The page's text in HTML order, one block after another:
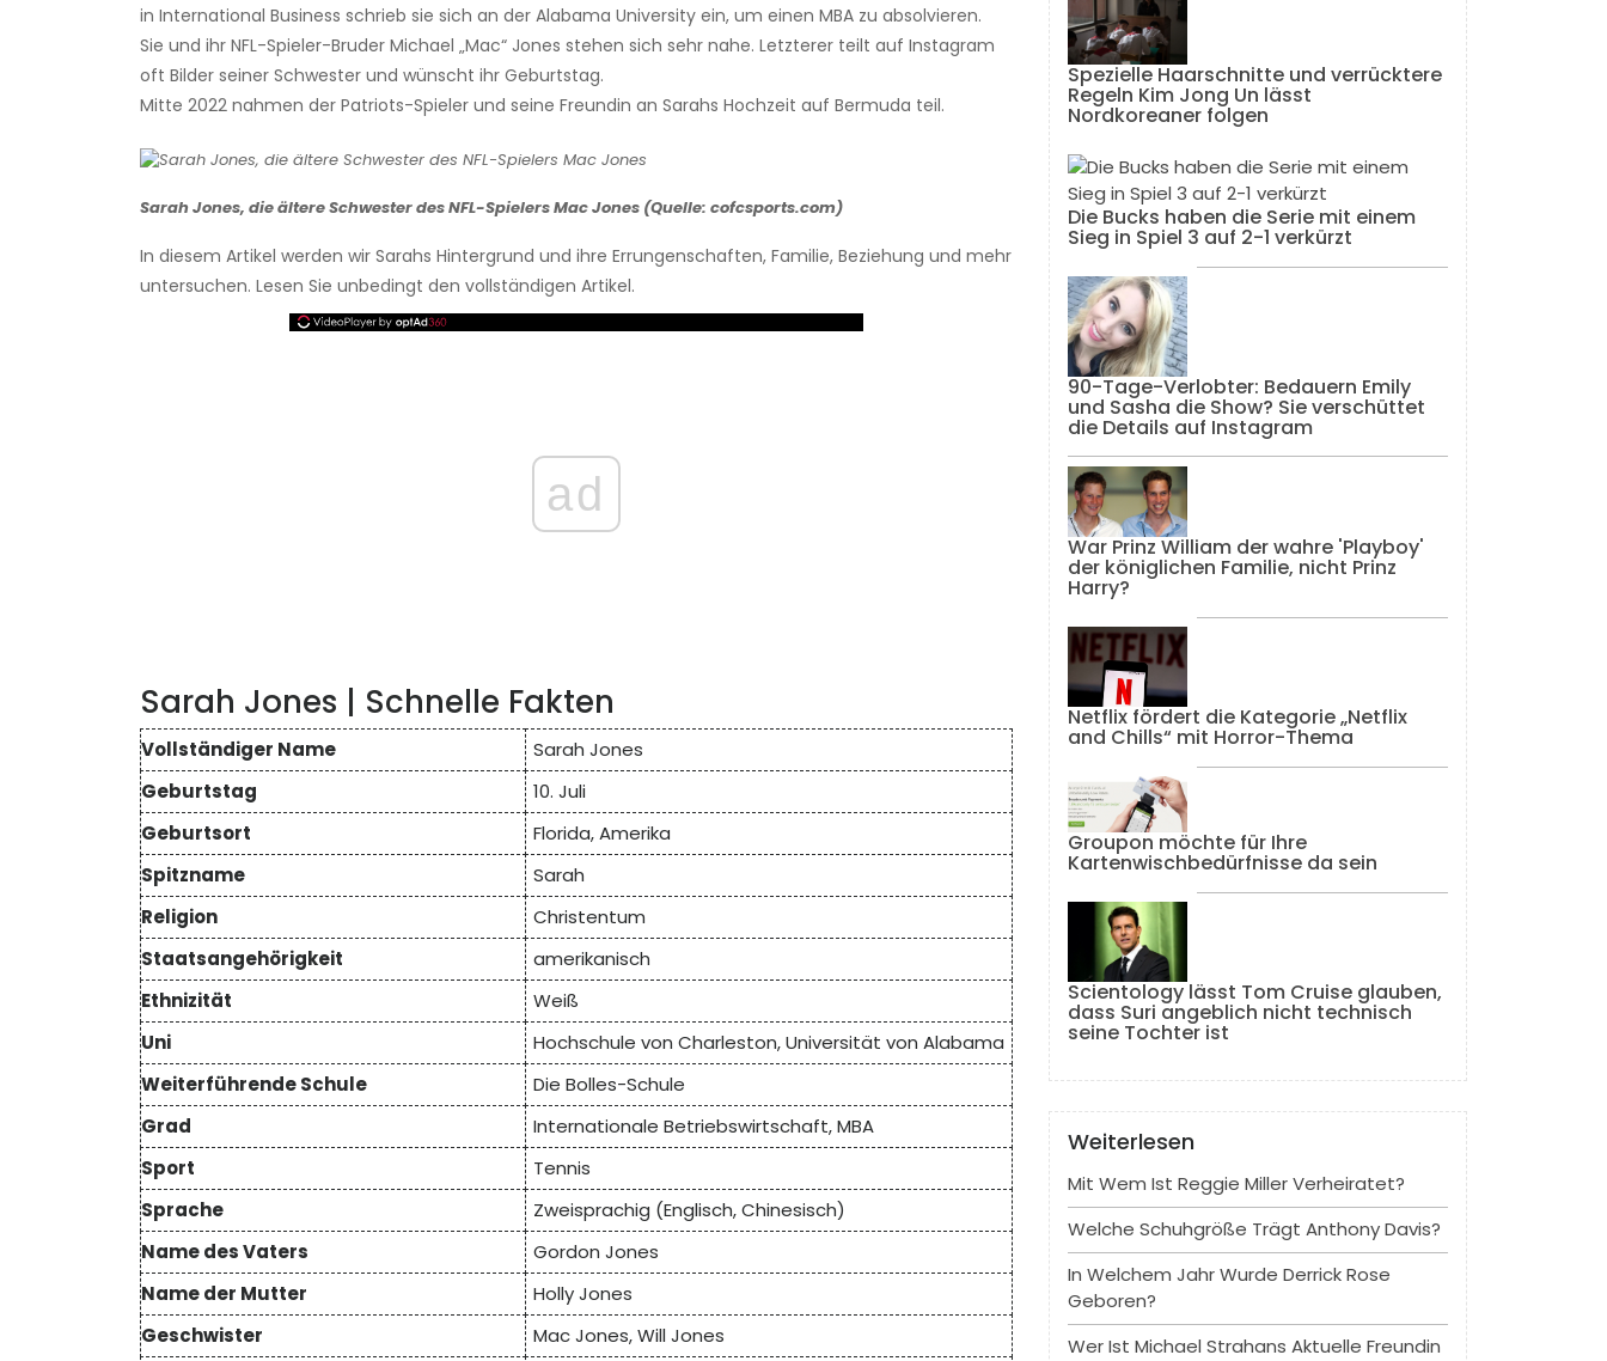
in International Business schrieb sie sich an der Alabama University ein, um einen MBA zu absolvieren.
Sie und ihr NFL-Spieler-Bruder Michael „Mac“ Jones stehen sich sehr nahe. Letzterer teilt auf Instagram
oft Bilder seiner Schwester und wünscht ihr Geburtstag.
Mitte 2022 nahmen der Patriots-Spieler und seine Freundin an Sarahs Hochzeit auf Bermuda teil.
Sarah Jones, die ältere Schwester des NFL-Spielers Mac Jones (Quelle: cofcsports.com)
In diesem Artikel werden wir Sarahs Hintergrund und ihre Errungenschaften, Familie, Beziehung und mehr
untersuchen. Lesen Sie unbedingt den vollständigen Artikel.
ad
Sarah Jones | Schnelle Fakten
Vollständiger Name
Sarah Jones
Geburtstag
10. Juli
Geburtsort
Florida, Amerika
Spitzname
Sarah
Religion
Christentum
Staatsangehörigkeit
amerikanisch
Ethnizität
Weiß
Uni
Hochschule von Charleston, Universität von Alabama
Weiterführende Schule
Die Bolles-Schule
Grad
Internationale Betriebswirtschaft, MBA
Sport
Tennis
Sprache
Zweisprachig (Englisch, Chinesisch)
Name des Vaters
Gordon Jones
Name der Mutter
Holly Jones
Geschwister
Mac Jones, Will Jones
Spezielle Haarschnitte und verrücktere
Regeln Kim Jong Un lässt
Nordkoreaner folgen
Die Bucks haben die Serie mit einem
Sieg in Spiel 3 auf 2-1 verkürzt
90-Tage-Verlobter: Bedauern Emily
und Sasha die Show? Sie verschüttet
die Details auf Instagram
War Prinz William der wahre 'Playboy'
der königlichen Familie, nicht Prinz
Harry?
Netflix fördert die Kategorie „Netflix
and Chills“ mit Horror-Thema
Groupon möchte für Ihre
Kartenwischbedürfnisse da sein
Scientology lässt Tom Cruise glauben,
dass Suri angeblich nicht technisch
seine Tochter ist
Weiterlesen
Mit Wem Ist Reggie Miller Verheiratet?
Welche Schuhgröße Trägt Anthony Davis?
In Welchem ​​Jahr Wurde Derrick Rose
Geboren?
Wer Ist Michael Strahans Aktuelle Freundin